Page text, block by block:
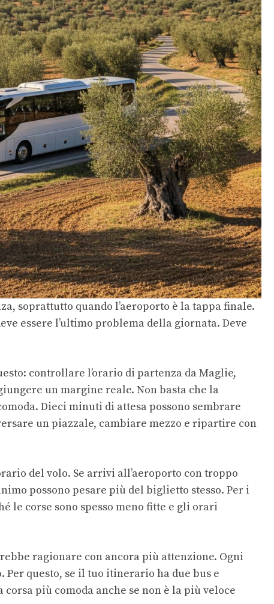
soprattutto quando l’aeroporto è la tappa finale.
essere l’ultimo problema della giornata. Deve
controllare l’orario di partenza da Maglie,
un margine reale. Non basta che la
Dieci minuti di attesa possono sembrare
un piazzale, cambiare mezzo e ripartire con
del volo. Se arrivi all’aeroporto con troppo
possono pesare più del biglietto stesso. Per i
le corse sono spesso meno fitte e gli orari
ragionare con ancora più attenzione. Ogni
questo, se il tuo itinerario ha due bus e
più comoda anche se non è la più veloce